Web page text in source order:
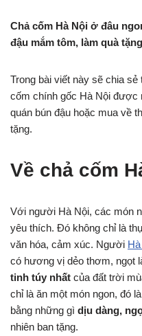
Chả cốm Hà Nội ở đâu
đậu mắm tôm, làm quà
Trong bài viết này sẽ chia
cốm chính gốc Hà Nội được
quán bún đậu hoặc mua về
tặng.
Về chả cốm
Với người Hà Nội, các món
yêu thích. Đó không chỉ là
văn hóa, cảm xúc. Người
có hương vị dẻo thơm, ngọt
tinh túy nhất của đất trời
chỉ là ăn một món ngon, đó
bằng những gì dịu dàng,
nhiên ban tặng.